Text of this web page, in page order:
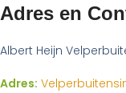
Adres en
Albert Heijn
Adres: